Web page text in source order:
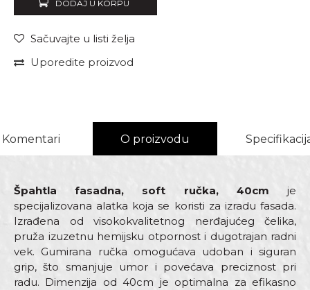
DODAJ U KORPU
Sačuvajte u listi želja
Uporedite proizvod
Komentari O proizvodu
Špahtla fasadna, soft ručka, 40cm je
specijalizovana alatka koja se koristi za izradu fasada.
Izrađena od visokokvalitetnog nerđajućeg čelika,
pruža izuzetnu hemijsku otpornost i dugotrajan radni
vek. Gumirana ručka omogućava udoban i siguran
grip, što smanjuje umor i povećava preciznost pri
radu. Dimenzija od 40cm je optimalna za efikasno